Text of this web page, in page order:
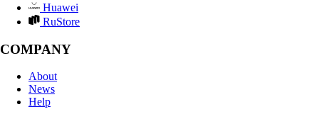
Huawei
RuStore
COMPANY
About
News
Help